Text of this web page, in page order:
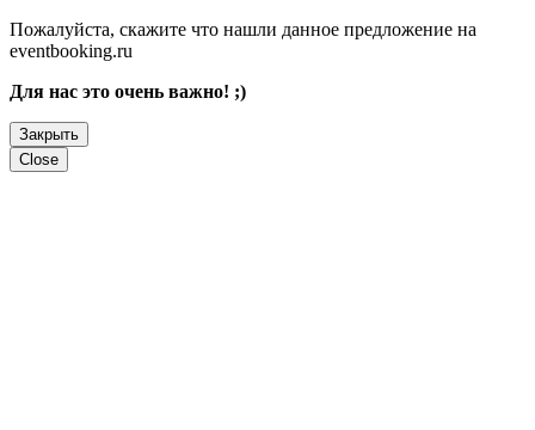
Пожалуйста, скажите что нашли данное предложение на
eventbooking.ru
Для нас это очень важно! ;)
Закрыть
Close